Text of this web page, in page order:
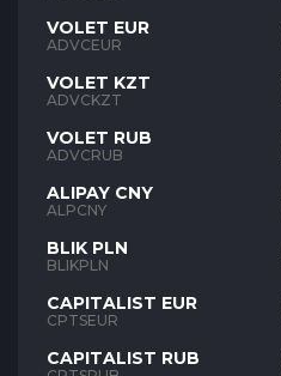
VOLET EUR
ADVCEUR
VOLET KZT
ADVCKZT
VOLET RUB
ADVCRUB
ALIPAY CNY
ALPCNY
BLIK PLN
BLIKPLN
CAPITALIST EUR
CPTSEUR
CAPITALIST RUB